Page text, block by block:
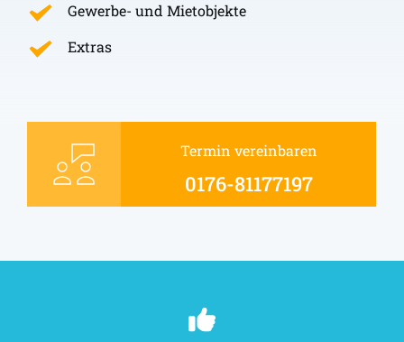
Gewerbe- und Mietobjekte
Extras
Termin vereinbaren
0176-81177197